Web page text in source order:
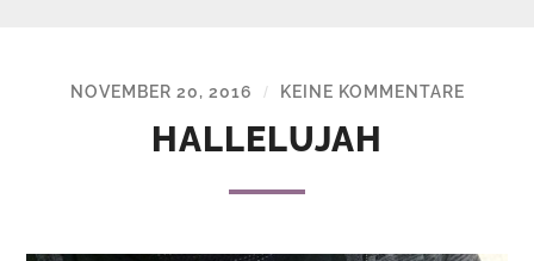
NOVEMBER 20, 2016 / KEINE KOMMENTARE
HALLELUJAH